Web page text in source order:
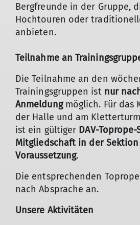
Bergfreunde in der Gruppe,
Hochtouren oder
anbieten.
Teilnahme an
Die Teilnahme an den
Trainingsgruppen ist nur
Anmeldungmöglich. Für das
der Halle und am
ist ein gültiger DAV-
Mitgliedschaft in der Sektion
Voraussetzung.
Die entsprechenden
nach Absprache an.
Unsere Aktivitäten